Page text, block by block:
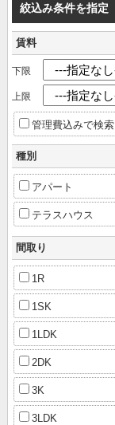
絞込み条件を指定
賃料
下限
上限
管理費込みで検索
種別
アパート
テラスハウス
間取り
1R
1SK
1LDK
2DK
3K
3LDK